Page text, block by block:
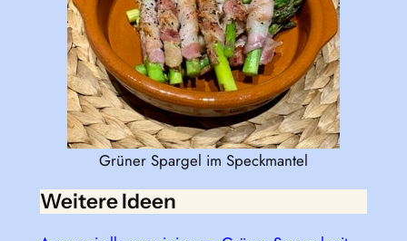
Grüner Spargel im Speckmantel
Weitere Ideen